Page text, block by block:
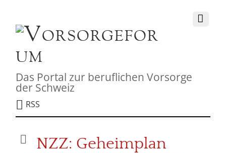
Das Portal zur beruflichen Vorsorge
der Schweiz
RSS
NZZ: Geheimplan